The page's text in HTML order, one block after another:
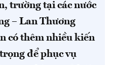
trường tại các nước
– Lan Thương
có thêm nhiều kiến
để phục vụ